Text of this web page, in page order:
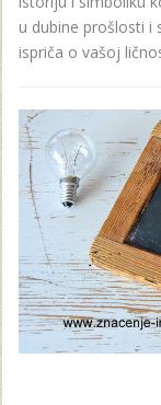
u dubine prošlosti i
ispriča o vašoj